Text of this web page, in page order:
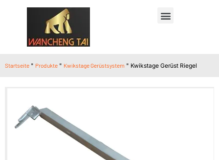
Startseite " Produkte " Kwikstage Gerüstsystem " Kwikstage Gerüst Riegel